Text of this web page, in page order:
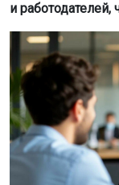
и работодателей,